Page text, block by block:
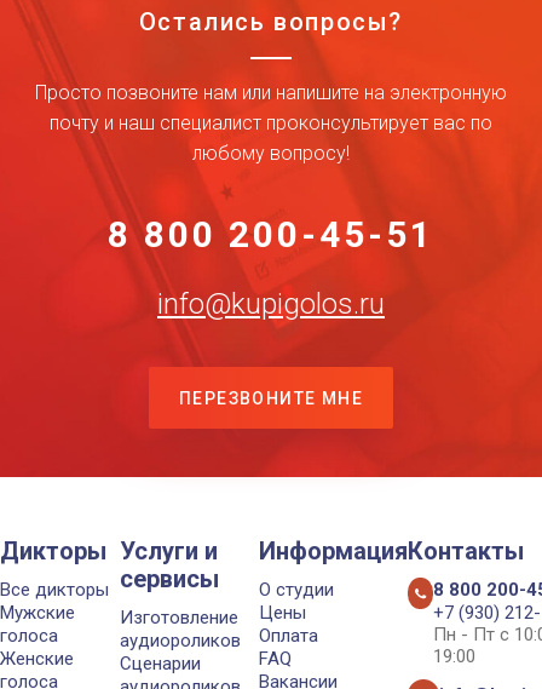
Остались вопросы?
Просто позвоните нам или напишите на электронную
почту и наш специалист проконсультирует вас по
любому вопросу!
8 800 200-45-51
info@kupigolos.ru
ПЕРЕЗВОНИТЕ МНЕ
Дикторы
Все дикторы
Мужские
голоса
Женские
голоса
Услуги и
сервисы
Изготовление
аудиороликов
Сценарии
Информация
О студии
Цены
Оплата
FAQ
Вакансии
Контакты
8 800 200-
+7 (930)
Пн - Пт с
19:00